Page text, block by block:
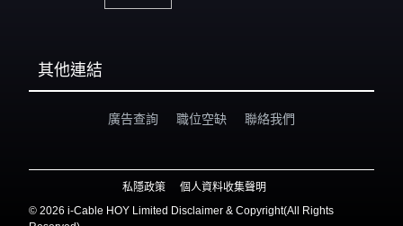
其他連結
廣告查詢 職位空缺 聯絡我們
私隱政策
個人資料收集聲明
© 2026 i-Cable HOY Limited Disclaimer & Copyright(All Rights